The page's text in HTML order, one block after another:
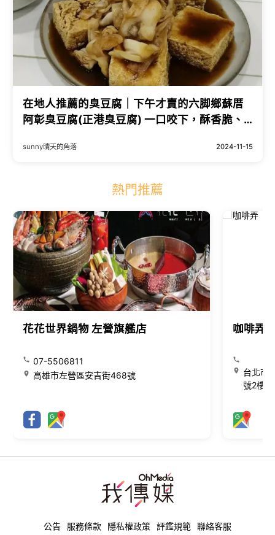
在地人推薦的臭豆腐｜下午才賣的六脚鄉蘇厝
阿彰臭豆腐(正港臭豆腐) 一口咬下，酥香脆、
sunny晴天的角落 2024-11-15
熱門推薦
花花世界鍋物 左營旗艦店
07-5506811
高雄市左營區安吉街468號
咖啡弄
台北市
號2樓
公告 服務條款 隱私權政策 評鑑規範 聯絡客服